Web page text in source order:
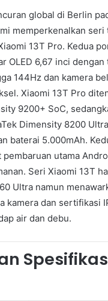
global di Berlin
memperkenalkan seri
13T Pro. Kedua
OLED 6,67 inci dengan
144Hz dan kamera
Xiaomi 13T Pro
9200+ SoC,
Dimensity 8200
baterai 5.000mAh.
pembaruan utama
Seri Xiaomi 13T
Ultra namun
kamera dan sertifikasi
air dan debu.